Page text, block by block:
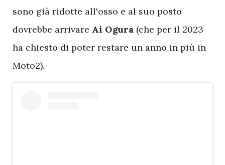
sono già ridotte all'osso e al suo posto
dovrebbe arrivare Ai Ogura (che per il 2023
ha chiesto di poter restare un anno in più in
Moto2).